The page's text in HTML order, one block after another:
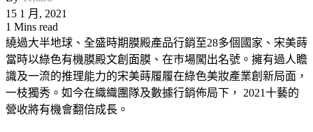
15 1 月, 2021
1 Mins read
繞過大半地球、全盛時期膜殿產品行銷至28多個國家、宋美蒔
當時以綠色有機膜殿文創面膜、在巿場闖出名號。擁有過人瞻
識及一流的推理能力的宋美蒔履履在綠色美妝產業創新局面，
一枝獨秀。如今在織織團隊及數據行銷佈局下， 2021十藝的
營收將有機會翻倍成長。